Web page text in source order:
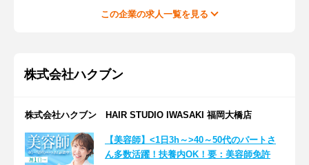
この企業の求人一覧を見る
株式会社ハクブン
株式会社ハクブン HAIR STUDIO IWASAKI 福岡大橋店
【美容師】<1日3h～>40～50代のパートさ
ん多数活躍！扶養内OK！要：美容師免許